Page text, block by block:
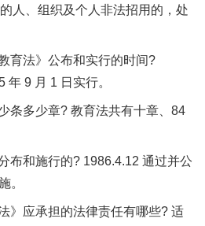
人、组织及个人非法招用的，处
育法》公布和实行的时间?
年 9 月 1 日实行。
条多少章? 教育法共有十章、84
布和施行的? 1986.4.12 通过并公
。
》应承担的法律责任有哪些? 适